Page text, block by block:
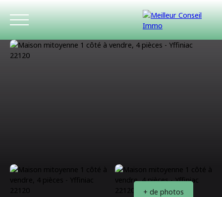
+ de photos